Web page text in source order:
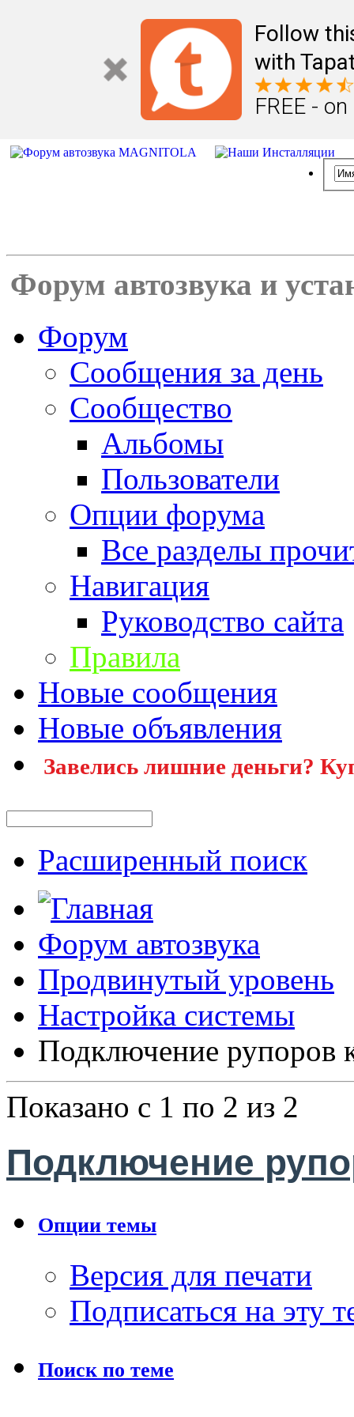
Follow
with
FREE -
Форум автозвука и
Форум
Сообщения за день
Сообщество
Альбомы
Пользователи
Опции форума
Все разделы
Навигация
Руководство сайта
Правила
Новые сообщения
Новые объявления
Завелись лишние деньги?
Расширенный поиск
Форум автозвука
Продвинутый уровень
Настройка системы
Подключение рупоров
Показано с 1 по 2 из 2
Подключение
Опции темы
Версия для печати
Подписаться на эту
Поиск по теме